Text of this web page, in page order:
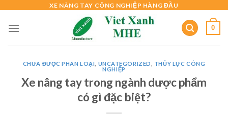
content
XE NÂNG TAY CÔNG NGHIỆP HÀNG ĐẦU
0
CHƯA ĐƯỢC PHÂN LOẠI UNCATEGORIZED
THỦY LỰC CÔNG
NGHIỆP
Xe nâng tay trong ngành dược phẩm
có gì đặc biệt?